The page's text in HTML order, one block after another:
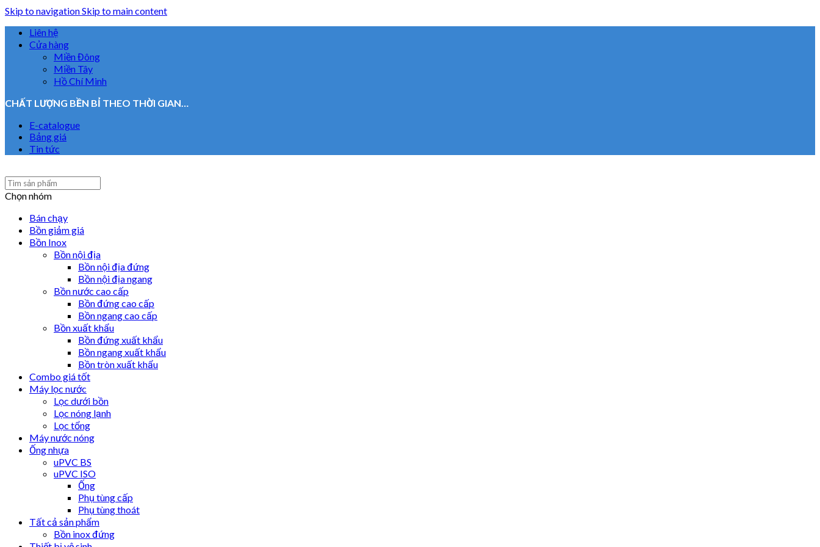
Skip to navigationSkip to main content
Liên hệ
Cửa hàng
Miền Đông
Miền Tây
Hồ Chí Minh
CHẤT LƯỢNG BỀN BỈ THEO THỜI GIAN…
E-catalogue
Bảng giá
Tin tức
Chọn nhóm
Bán chạy
Bồn giảm giá
Bồn Inox
Bồn nội địa
Bồn nội địa đứng
Bồn nội địa ngang
Bồn nước cao cấp
Bồn đứng cao cấp
Bồn ngang cao cấp
Bồn xuất khẩu
Bồn đứng xuất khẩu
Bồn ngang xuất khẩu
Bồn tròn xuất khẩu
Combo giá tốt
Máy lọc nước
Lọc dưới bồn
Lọc nóng lạnh
Lọc tổng
Máy nước nóng
Ống nhựa
uPVC BS
uPVC ISO
Ống
Phụ tùng cấp
Phụ tùng thoát
Tất cả sản phẩm
Bồn inox đứng